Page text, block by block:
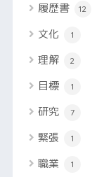
履歴書 12
文化 1
理解 2
目標 1
研究 7
緊張 1
職業 1